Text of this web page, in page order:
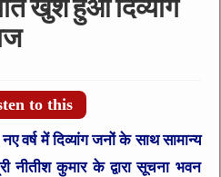
खुश हुआ दिव्यांग
to this
नए वर्ष में दिव्यांग जनों के साथ सामान्य
नीतीश कुमार के द्वारा सूचना भवन